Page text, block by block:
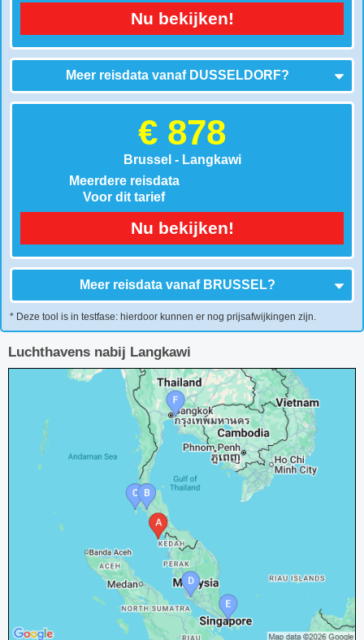
Nu bekijken!
Meer reisdata vanaf DUSSELDORF?
€ 878
Brussel - Langkawi
Meerdere reisdata
Voor dit tarief
Nu bekijken!
Meer reisdata vanaf BRUSSEL?
* Deze tool is in testfase: hierdoor kunnen er nog prijsafwijkingen zijn.
Luchthavens nabij Langkawi